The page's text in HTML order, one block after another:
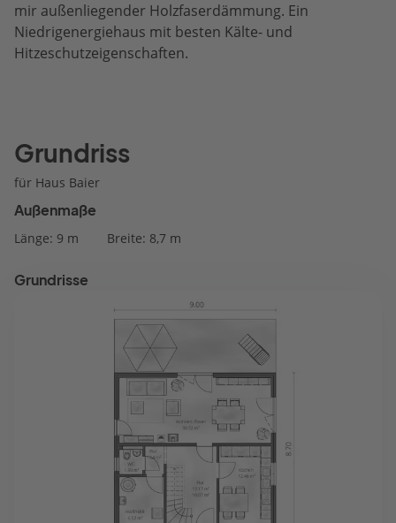
mir außenliegender Holzfaserdämmung. Ein
Niedrigenergiehaus mit besten Kälte- und
Hitzeschutzeigenschaften.
Grundriss
für Haus Baier
Außenmaße
Länge: 9 m Breite: 8,7 m
Grundrisse